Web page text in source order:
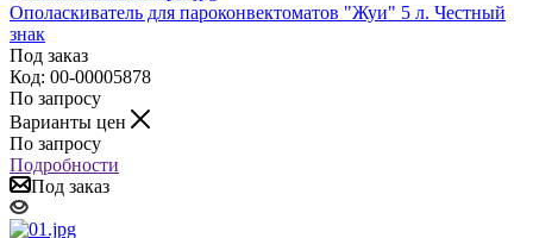
Ополаскиватель для пароконвектоматов "Жуи" 5 л. Честный
знак
Под заказ
Код: 00-00005878
По запросу
Варианты цен
По запросу
Подробности
Под заказ